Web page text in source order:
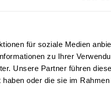
für soziale Medien
zu Ihrer
Unsere Partner führen
oder die sie im